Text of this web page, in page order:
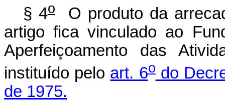
§ 4oO produto da
artigo fica vinculado ao
Aperfeiçoamento das
instituído pelo art. 6odo
de 1975.